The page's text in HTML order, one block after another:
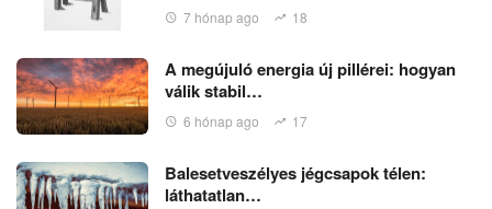
7 hónap ago 18
A megújuló energia új pillérei: hogyan
válik stabil…
6 hónap ago 17
Balesetveszélyes jégcsapok télen:
láthatatlan…